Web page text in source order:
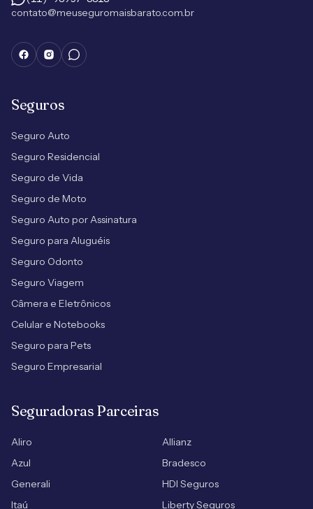
contato@meuseguromaisbarato.com.br
Seguros
Seguro Auto
Seguro Residencial
Seguro de Vida
Seguro de Moto
Seguro Auto por Assinatura
Seguro para Aluguéis
Seguro Odonto
Seguro Viagem
Câmera e Eletrônicos
Celular e Notebooks
Seguro para Pets
Seguro Empresarial
Seguradoras Parceiras
Aliro
Allianz
Azul
Bradesco
Generali
HDI Seguros
Itaú
Liberty Seguros